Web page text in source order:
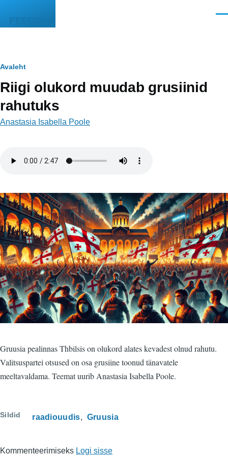
PEEGEL
Leivapuru
Avaleht
Riigi olukord muudab grusiinid
rahutuks
Anastasia Isabella Poole
Gruusia pealinnas Thbilsis on olukord alates kevadest olnud rahutu.
Valitsuspartei otsused on osa grusiine toonud tänavatele
meeltavaldama. Teemat uurib Anastasia Isabella Poole.
Sildid raadiouudis Gruusia
Kommenteerimiseks Logi sisse